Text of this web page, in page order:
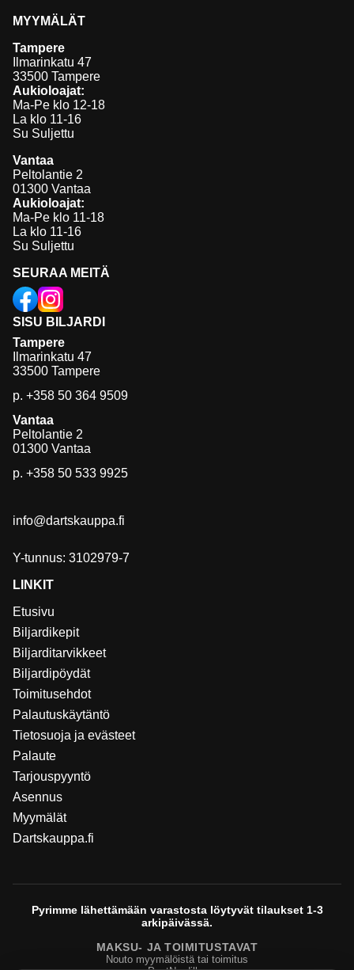
SISU BILJARDI
Tampere
Ilmarinkatu 47
33500 Tampere
p. +358 50 364 9509
Vantaa
Peltolantie 2
01300 Vantaa
p. +358 50 533 9925
info@dartskauppa.fi
Y-tunnus: 3102979-7
SEURAA MEITÄ
LINKIT
Etusivu
Biljardikepit
Biljarditarvikkeet
Biljardipöydät
Toimitusehdot
Palautuskäytäntö
Tietosuoja ja evästeet
Palaute
Tarjouspyyntö
Asennus
Myymälät
Dartskauppa.fi
MYYMÄLÄT
Tampere
Ilmarinkatu 47
33500 Tampere
Aukioloajat:
Ma-Pe klo 12-18
La klo 11-16
Su Suljettu
Vantaa
Peltolantie 2
01300 Vantaa
Aukioloajat:
Ma-Pe klo 11-18
La klo 11-16
Su Suljettu
Pyrimme lähettämään varastosta löytyvät tilaukset 1-3
arkipäivässä.
MAKSU- JA TOIMITUSTAVAT
Nouto myymälöistä tai toimitus